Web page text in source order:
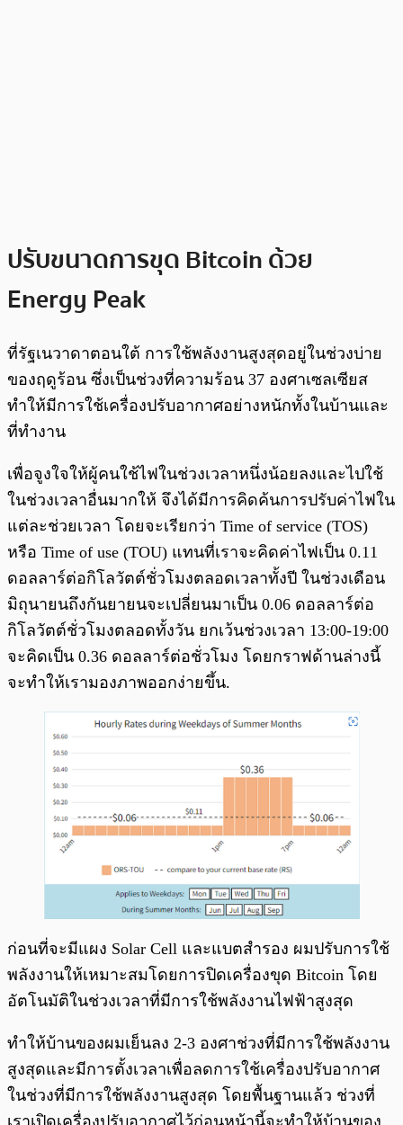
ปรับขนาดการขุด Bitcoin ด้วย
Energy Peak
ที่รัฐเนวาดาตอนใต้ การใช้พลังงานสูงสุดอยู่ในช่วงบ่าย
ของฤดูร้อน ซึ่งเป็นช่วงที่ความร้อน 37 องศาเซลเซียส
ทำให้มีการใช้เครื่องปรับอากาศอย่างหนักทั้งในบ้านและ
ที่ทำงาน
เพื่อจูงใจให้ผู้คนใช้ไฟในช่วงเวลาหนึ่งน้อยลงและไปใช้
ในช่วงเวลาอื่นมากให้ จึงได้มีการคิดค้นการปรับค่าไฟใน
แต่ละช่วยเวลา โดยจะเรียกว่า Time of service (TOS)
หรือ Time of use (TOU) แทนที่เราจะคิดค่าไฟเป็น 0.11
ดอลลาร์ต่อกิโลวัตต์ชั่วโมงตลอดเวลาทั้งปี ในช่วงเดือน
มิถุนายนถึงกันยายนจะเปลี่ยนมาเป็น 0.06 ดอลลาร์ต่อ
กิโลวัตต์ชั่วโมงตลอดทั้งวัน ยกเว้นช่วงเวลา 13:00-19:00
จะคิดเป็น 0.36 ดอลลาร์ต่อชั่วโมง โดยกราฟด้านล่างนี้
จะทำให้เรามองภาพออกง่ายขึ้น.
ก่อนที่จะมีแผง Solar Cell และแบตสำรอง ผมปรับการใช้
พลังงานให้เหมาะสมโดยการปิดเครื่องขุด Bitcoin โดย
อัตโนมัติในช่วงเวลาที่มีการใช้พลังงานไฟฟ้าสูงสุด
ทำให้บ้านของผมเย็นลง 2-3 องศาช่วงที่มีการใช้พลังงาน
สูงสุดและมีการตั้งเวลาเพื่อลดการใช้เครื่องปรับอากาศ
ในช่วงที่มีการใช้พลังงานสูงสุด โดยพื้นฐานแล้ว ช่วงที่
เราเปิดเครื่องปรับอากาศไว้ก่อนหน้านี้จะทำให้บ้านของ